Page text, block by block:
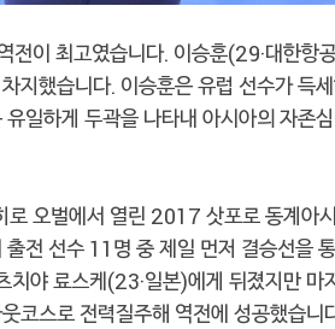
전이 최고였습니다. 이승훈(29·대한항
지했습니다. 이승훈은 유럽 선수가 득
일하게 두곽을 나타내 아시아의 자존
오벌에서 열린 2017 삿포로 동계아
전 선수 11명 중 제일 먼저 결승선을
치야 료스케(23·일본)에게 뒤졌지만 마
코스로 전력질주해 역전에 성공했습니